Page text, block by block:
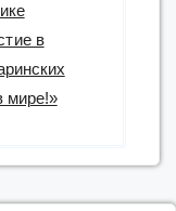
в
мире!»